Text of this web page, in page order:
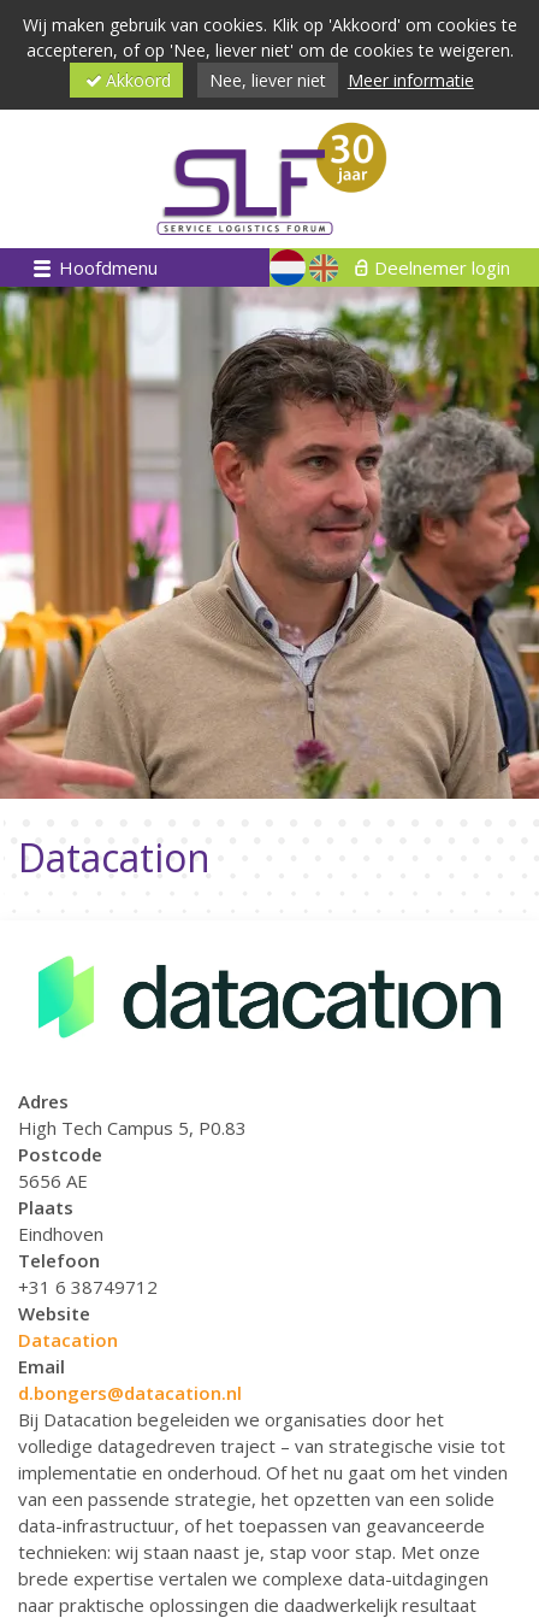
Wij maken gebruik van cookies. Klik op 'Akkoord' om cookies te
accepteren, of op 'Nee, liever niet' om de cookies te weigeren.
Akkoord
Nee, liever niet Meer informatie
Hoofdmenu Deelnemer login
Datacation
Adres
High Tech Campus 5, P0.83
Postcode
5656 AE
Plaats
Eindhoven
Telefoon
+31 6 38749712
Website
Datacation
Email
d.bongers@datacation.nl
Bij Datacation begeleiden we organisaties door het
volledige datagedreven traject – van strategische visie tot
implementatie en onderhoud. Of het nu gaat om het vinden
van een passende strategie, het opzetten van een solide
data-infrastructuur, of het toepassen van geavanceerde
technieken: wij staan naast je, stap voor stap. Met onze
brede expertise vertalen we complexe data-uitdagingen
naar praktische oplossingen die daadwerkelijk resultaat